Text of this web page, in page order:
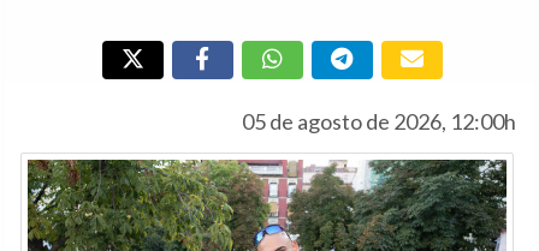
05 de agosto de 2026, 12:00h